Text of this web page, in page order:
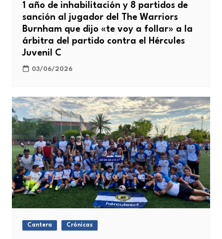
1 año de inhabilitación y 8 partidos de
sanción al jugador del The Warriors
Burnham que dijo «te voy a follar» a la
árbitra del partido contra el Hércules
Juvenil C
03/06/2026
Cantera Crónicas